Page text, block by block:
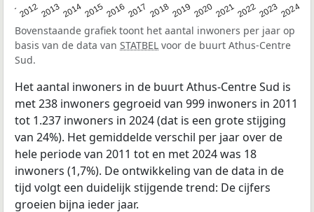
201220132014201520162017 20182019 20202021202220232024
Bovenstaande grafiek toont het aantal inwoners per jaar op
basis van de data van STATBEL voor de buurt Athus-Centre
Sud.
Het aantal inwoners in de buurt Athus-Centre Sud is
met 238 inwoners gegroeid van 999 inwoners in 2011
tot 1.237 inwoners in 2024 (dat is een grote stijging
van 24%). Het gemiddelde verschil per jaar over de
hele periode van 2011 tot en met 2024 was 18
inwoners (1,7%). De ontwikkeling van de data in de
tijd volgt een duidelijk stijgende trend: De cijfers
groeien bijna ieder jaar.